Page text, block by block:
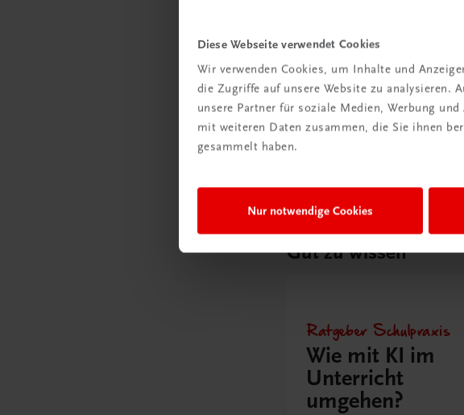
Diese Webseite verwendet Cookies
Wir verwenden Cookies, um Inhalte und
die Zugriffe auf unsere Website zu analysieren.
unsere Partner für soziale Medien, Werbung
mit weiteren Daten zusammen, die Sie ihnen
gesammelt haben.
Nur notwendige Cookies
Bildung
Multimedia-Typing
Schullizenz
Gut zu wissen
Ratgeber Schulpraxis
Wie mit KI im
Unterricht
umgehen?